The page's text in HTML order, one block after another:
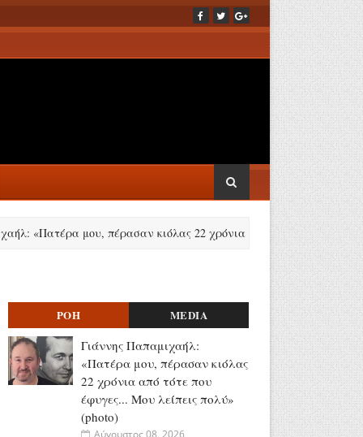
μου, πέρασαν κιόλας 22 χρόνια από τότε που έφυγες... Μου
ΡΟΗ MEDIA
Γιάννης Παπαμιχαήλ:
«Πατέρα μου, πέρασαν κιόλας
22 χρόνια από τότε που
έφυγες... Μου λείπεις πολύ»
(photo)
Αύγουστος 08, 2026